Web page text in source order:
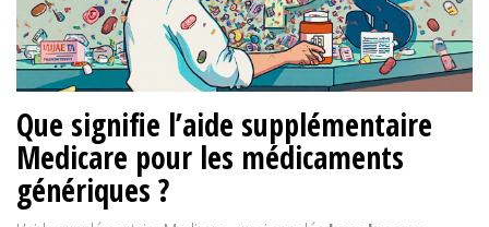
Que signifie l’aide supplémentaire
Medicare pour les médicaments
génériques ?